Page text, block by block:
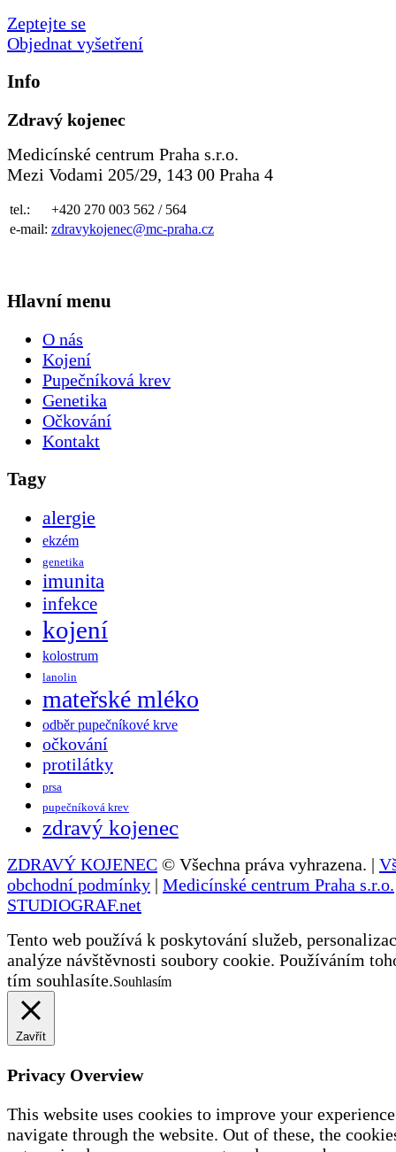
Zeptejte se
Objednat vyšetření
Info
Zdravý kojenec
Medicínské centrum Praha s.r.o.
Mezi Vodami 205/29, 143 00 Praha 4
tel.:
+420 270 003 562 / 564
e-mail: zdravykojenec@mc-praha.cz
Hlavní menu
O nás
Kojení
Pupečníková krev
Genetika
Očkování
Kontakt
Tagy
alergie
ekzém
genetika
imunita
infekce
kojení
kolostrum
lanolin
mateřské mléko
odběr pupečníkové krve
očkování
protilátky
prsa
pupečníková krev
zdravý kojenec
ZDRAVÝ KOJENEC © Všechna práva vyhrazena. |
obchodní podmínky | Medicínské centrum Praha s.r.o.
STUDIOGRAF.net
Tento web používá k poskytování služeb,
analýze návštěvnosti soubory cookie. Používáním
tím souhlasíte.Souhlasím
Zavřít
Privacy Overview
This website uses cookies to improve your
navigate through the website. Out of these, the